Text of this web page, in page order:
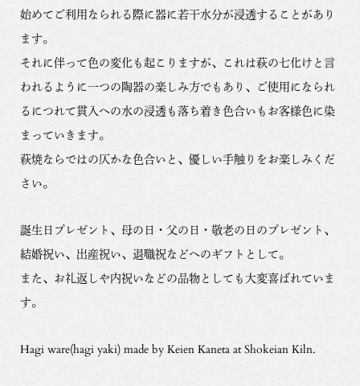
始めてご利用なられる際に器に若干水分が浸透することがあり
ます。
それに伴って色の変化も起こりますが、これは萩の七化けと言
われるように一つの陶器の楽しみ方でもあり、ご使用になられ
るにつれて貫入への水の浸透も落ち着き色合いもお客様色に染
まっていきます。
萩焼ならではの仄かな色合いと、優しい手触りをお楽しみくだ
さい。
誕生日プレゼント、母の日・父の日・敬老の日のプレゼント、
結婚祝い、出産祝い、退職祝などへのギフトとして。
また、お礼返しや内祝いなどの品物としても大変喜ばれていま
す。
Hagi ware(hagi yaki) made by Keien Kaneta at Shokeian Kiln.